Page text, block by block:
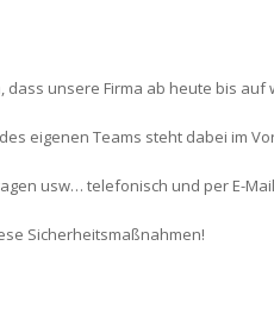
unsere Firma ab heute bis
eigenen Teams steht dabei im
usw… telefonisch und per E-
Sicherheitsmaßnahmen!